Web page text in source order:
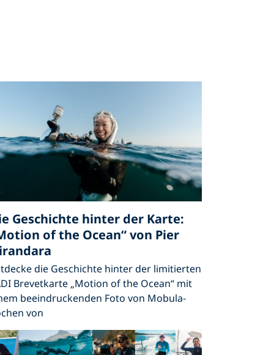
Geschichte hinter der Karte:
of the Ocean“ von Pier
die Geschichte hinter der limitierten
Brevetkarte „Motion of the Ocean“ mit
beeindruckenden Foto von Mobula-
von